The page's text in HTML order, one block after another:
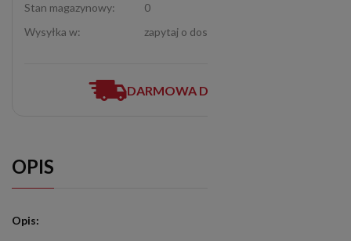
Stan magazynowy:
0
Wysyłka w:
zapytaj o dostępność (12-307-06-72)
DARMOWA DOSTAWA
OPIS
Opis: